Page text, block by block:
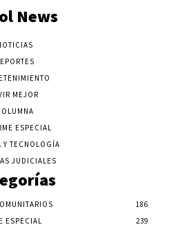
News
MEJOR
ESPECIAL
Y TECNOLOGÍA
JUDICIALES
186
ESPECIAL
239